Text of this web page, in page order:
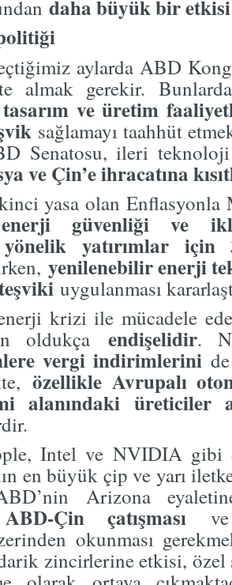
daha büyük bir etkisi
aylarda ABD
almak gerekir.
ve üretim
sağlamayı taahhüt
Senatosu, ileri
ve Çin’e ihracatına
yasa olan Enflasyonla
güvenliği ve
yönelik yatırımlar
yenilenebilir enerji
uygulanması
krizi ile mücadele
oldukça endişelidir.
vergi indirimlerinide
özellikle Avrupalı
alanındaki üreticiler
Intel ve NVIDIA gibi
en büyük çip ve yarı
Arizona
ABD-Çin çatışması
okunması
zincirlerine etkisi,